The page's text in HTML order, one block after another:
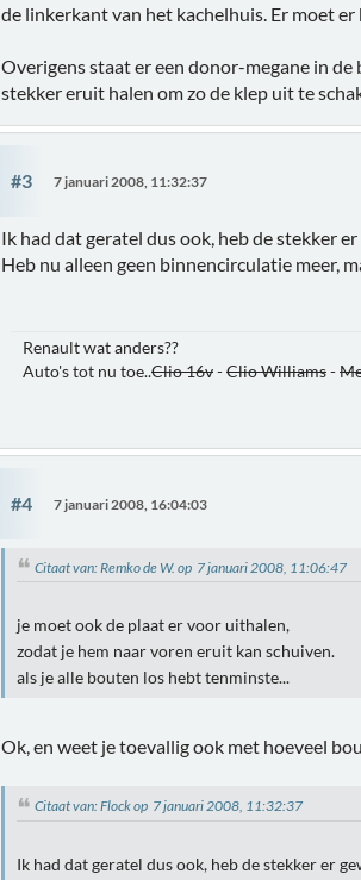
de linkerkant van het kachelhuis. Er moet
Overigens staat er een donor-megane in
stekker eruit halen om zo de klep uit te
#3 7 januari 2008, 11:32:37
Ik had dat geratel dus ook, heb de stekker
Heb nu alleen geen binnencirculatie meer,
Renault wat anders??
Auto's tot nu toe..Clio 16v-Clio Williams-
#4 7 januari 2008, 16:04:03
Citaat van: Remko de W. op 7 januari 2008, 11:06:47
je moet ook de plaat er voor uithalen,
zodat je hem naar voren eruit kan schuiven.
als je alle bouten los hebt tenminste...
Ok, en weet je toevallig ook met hoeveel
Citaat van: Flock op 7 januari 2008, 11:32:37
Ik had dat geratel dus ook, heb de stekker er